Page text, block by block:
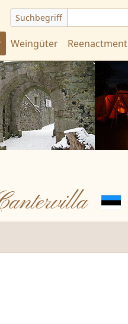
Suchbegriff
Weingüter Reenactment